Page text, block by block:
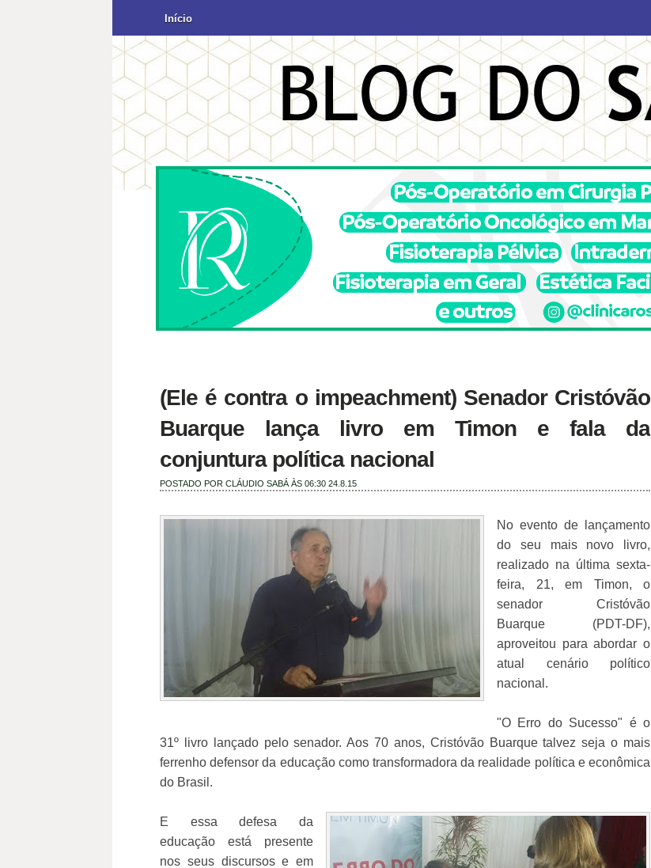
Início
(Ele é contra o impeachment) Senador Cristóvão
Buarque lança livro em Timon e fala da
conjuntura política nacional
POSTADO POR CLÁUDIO SABÁ ÀS 06:30 24.8.15
No evento de lançamento
do seu mais novo livro,
realizado na última sexta-
feira, 21, em Timon, o
senador Cristóvão
Buarque (PDT-DF),
aproveitou para abordar o
atual cenário político
nacional.
"O Erro do Sucesso" é o
31º livro lançado pelo senador. Aos 70 anos, Cristóvão Buarque talvez seja o mais
ferrenho defensor da educação como transformadora da realidade política e econômica
do Brasil.
E essa defesa da
educação está presente
nos seus discursos e em